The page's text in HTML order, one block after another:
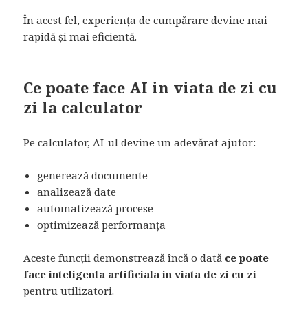
În acest fel, experiența de cumpărare devine mai
rapidă și mai eficientă.
Ce poate face AI in viata de zi cu
zi la calculator
Pe calculator, AI-ul devine un adevărat ajutor:
generează documente
analizează date
automatizează procese
optimizează performanța
Aceste funcții demonstrează încă o dată ce poate
face inteligenta artificiala in viata de zi cu zi
pentru utilizatori.